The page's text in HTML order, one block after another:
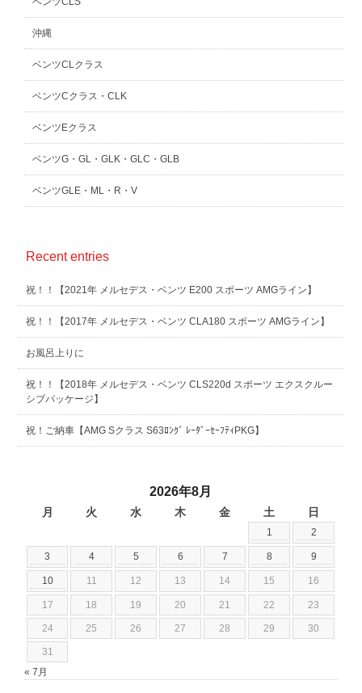
沖縄
ベンツCLクラス
ベンツCクラス・CLK
ベンツEクラス
ベンツG・GL・GLK・GLC・GLB
ベンツGLE・ML・R・V
Recent entries
祝！！【2021年 メルセデス・ベンツ E200 スポーツ AMGライン】
祝！！【2017年 メルセデス・ベンツ CLA180 スポーツ AMGライン】
お風呂上りに
祝！！【2018年 メルセデス・ベンツ CLS220d スポーツ エクスクルー
シブパッケージ】
祝！ご納車【AMG Sクラス S63ﾛﾝｸﾞ ﾚｰﾀﾞｰｾｰﾌﾃｨPKG】
2026年8月
月 火 水 木 金 土 日
1 2
3 4 5 6 7 8 9
10 11 12 13 14 15 16
17 18 19 20 21 22 23
24 25 26 27 28 29 30
31
« 7月